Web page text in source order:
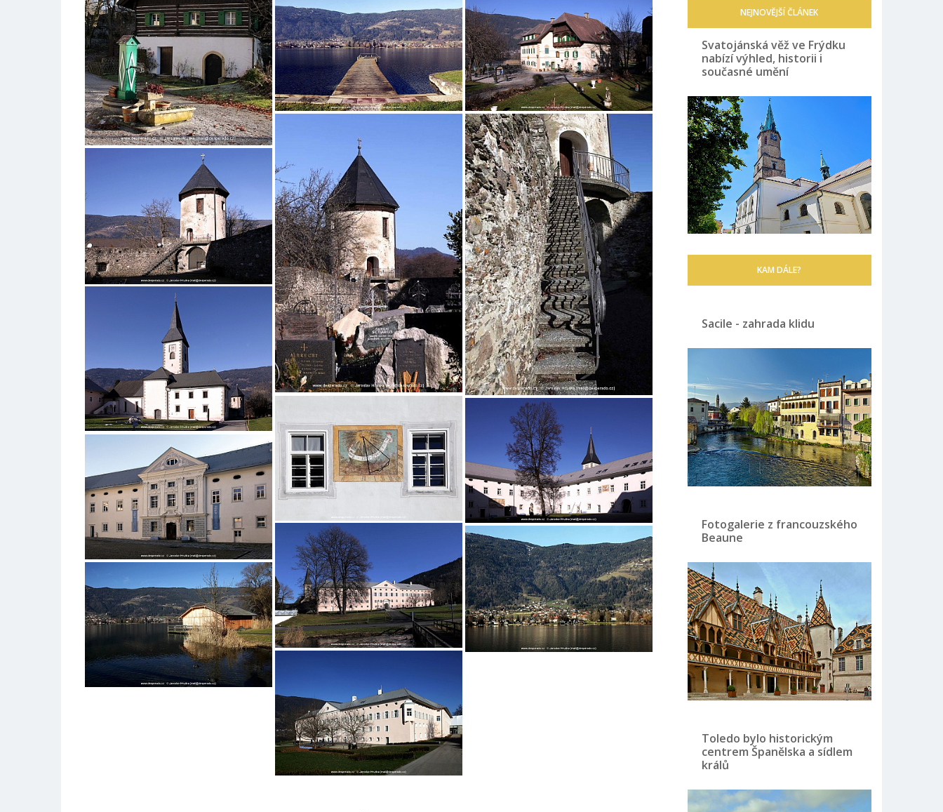
NEJNOVĚJŠÍ ČLÁNEK
Svatojánská věž ve Frýdku
nabízí výhled, historii i
současné umění
KAM DÁLE?
Sacile - zahrada klidu
Fotogalerie z francouzského
Beaune
Toledo bylo historickým
centrem Španělska a sídlem
králů